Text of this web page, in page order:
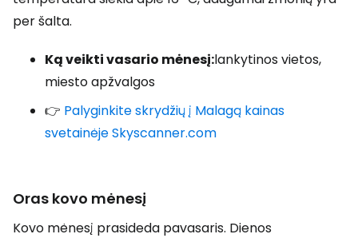
per šalta.
Ką veikti vasario mėnesį:lankytinos vietos,
miesto apžvalgos
👉 Palyginkite skrydžių į Malagą kainas
svetainėje Skyscanner.com
Oras kovo mėnesį
Kovo mėnesį prasideda pavasaris. Dienos